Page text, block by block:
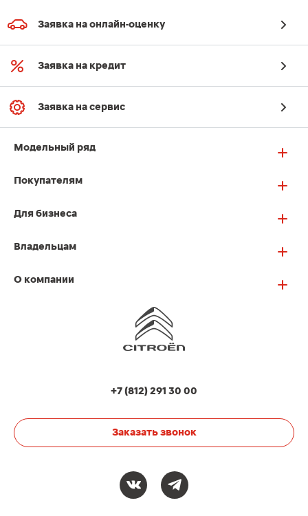
Заявка на онлайн-оценку
Заявка на кредит
Заявка на сервис
Модельный ряд
Покупателям
Для бизнеса
Владельцам
О компании
+7 (812) 291 30 00
Заказать звонок